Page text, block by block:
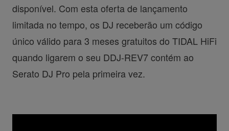
disponível. Com esta oferta de lançamento
limitada no tempo, os DJ receberão um código
único válido para 3 meses gratuitos do TIDAL HiFi
quando ligarem o seu DDJ-REV7 contém ao
Serato DJ Pro pela primeira vez.